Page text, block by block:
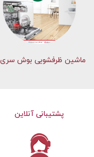
ماشین ظرفشویی بوش سری 8
پشتیبانی آنلاین